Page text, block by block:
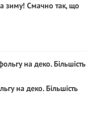
зиму! Смачно так, що
на деко. Більшість